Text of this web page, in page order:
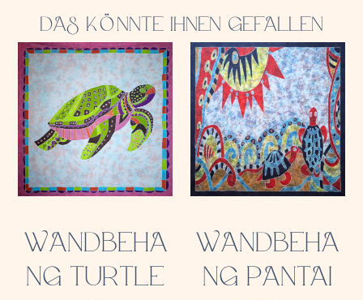
DAS KÖNNTE IHNEN GEFALLEN
WANDBEHA
NG TURTLE
WANDBEHA
NG PANTAI